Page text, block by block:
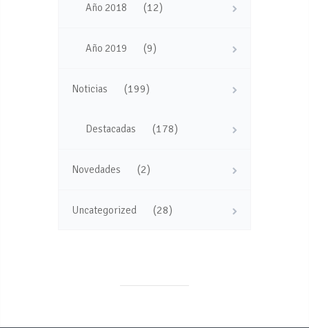
Año 2018 (12)
Año 2019 (9)
Noticias (199)
Destacadas (178)
Novedades (2)
Uncategorized (28)